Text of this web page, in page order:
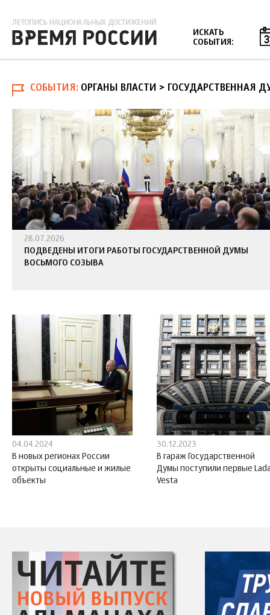
ИСКАТЬ
СОБЫТИЯ:
СОБЫТИЯ ОРГАНЫ ВЛАСТИ > ГОСУДАРСТВЕННАЯ
28.07.2026
ПОДВЕДЕНЫ ИТОГИ РАБОТЫ ГОСУДАРСТВЕННОЙ ДУМЫ
ВОСЬМОГО СОЗЫВА
04.04.2024
В новых регионах России
открыты социальные и жилые
объекты
30.12.2023
В гараж Государственной
Думы поступили первые
Vesta